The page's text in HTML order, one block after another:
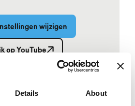
Details About
wijzigen
op YouTube
overgeslagen.